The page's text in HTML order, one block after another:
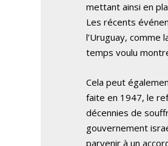
mettant ainsi en
Les récents
l’Uruguay, comme
temps voulu
Cela peut
faite en 1947, le
décennies de
gouvernement
parvenir à un